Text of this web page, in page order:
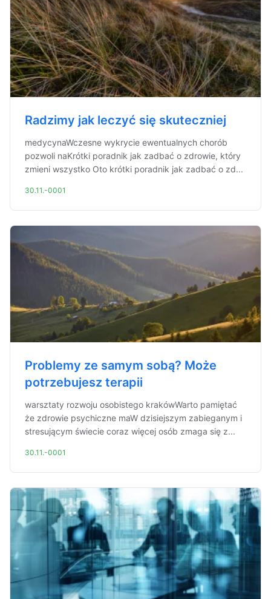
Radzimy jak leczyć się skuteczniej
medycynaWczesne wykrycie ewentualnych chorób
pozwoli naKrótki poradnik jak zadbać o zdrowie, który
zmieni wszystko Oto krótki poradnik jak zadbać o zd...
30.11.-0001
Problemy ze samym sobą? Może
potrzebujesz terapii
warsztaty rozwoju osobistego krakówWarto pamiętać
że zdrowie psychiczne maW dzisiejszym zabieganym i
stresującym świecie coraz więcej osób zmaga się z...
30.11.-0001